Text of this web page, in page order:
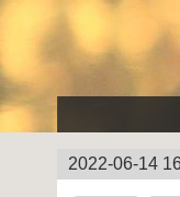
2022-06-14